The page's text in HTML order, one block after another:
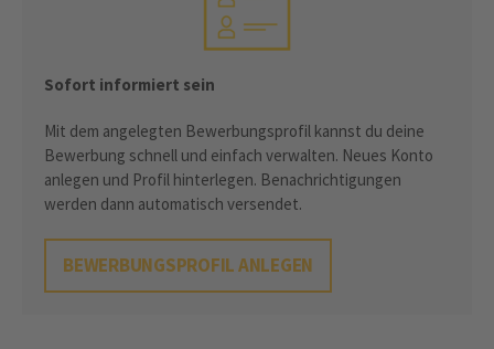
Sofort informiert sein
Mit dem angelegten Bewerbungsprofil kannst du deine
Bewerbung schnell und einfach verwalten. Neues Konto
anlegen und Profil hinterlegen. Benachrichtigungen
werden dann automatisch versendet.
BEWERBUNGSPROFIL ANLEGEN